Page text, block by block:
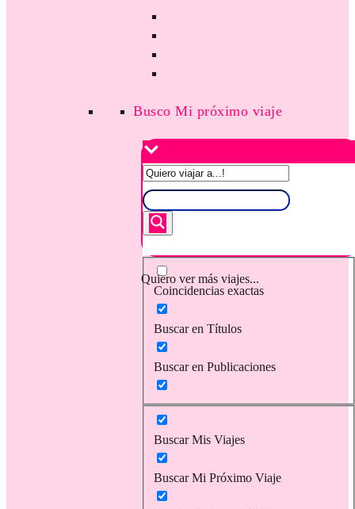
Busco Mi próximo viaje
Quiero ver más viajes...
Coincidencias exactas
Buscar en Títulos
Buscar en Publicaciones
Buscar Mis Viajes
Buscar Mi Próximo Viaje